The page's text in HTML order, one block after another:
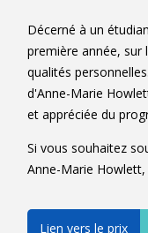
Décerné à un
première année, sur
qualités
d'Anne-Marie
et appréciée du
Si vous souhaitez
Anne-Marie Howlett,
Lien vers le prix